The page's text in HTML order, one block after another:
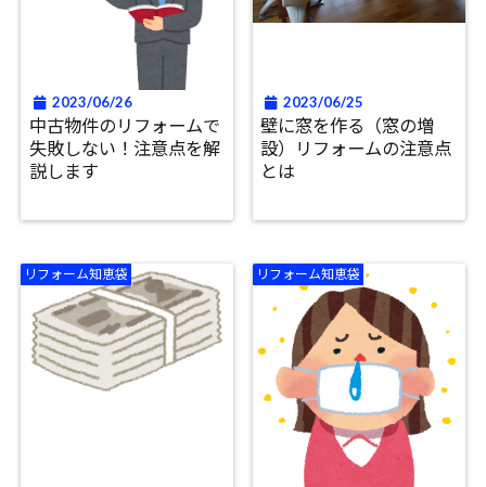
2023/06/26
中古物件のリフォームで
失敗しない！注意点を解
説します
2023/06/25
壁に窓を作る（窓の増
設）リフォームの注意点
とは
リフォーム知恵袋 リフォーム知恵袋